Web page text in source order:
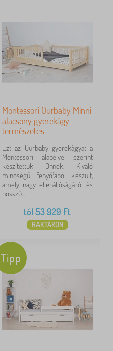
Montessori Ourbaby Minni
alacsony gyerekágy -
természetes
Ezt az Ourbaby gyerekágyat a
Montessori alapelvei szerint
készítettük Önnek. Kiváló
minőségű fenyőfából készült,
amely nagy ellenállóságáról és
hosszú...
tól 53 929 Ft
RAKTÁRON
Tipp